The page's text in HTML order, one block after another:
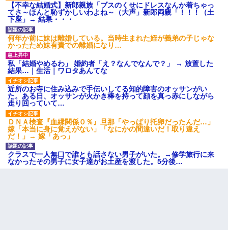
【不幸な結婚式】新郎親族「ブスのくせにドレスなんか着ちゃっ
てさ～ほんと恥ずかしいわよね～（大声」新郎両親「！！！（土
下座」→ 結果・・・
何年か前に妹は離婚している。当時生まれた姪が義弟の子じゃな
かったため妹有責での離婚になり…
私「結婚やめるわ」 婚約者「え？なんでなんで？」 → 放置した
結果…｜生活｜ワロタあんてな
近所のお寺に住み込みで手伝いしてる知的障害のオッサンがい
た。ある日、オッサンが火かき棒を持って顔を真っ赤にしながら
走り回っていて…
ＤＮＡ検査『血縁関係０％』旦那「やっぱり托卵だったんだ…」
嫁「本当に身に覚えがない」「なにかの間違いだ！取り違え
だ！」→ 嫁「あっ」
クラスで一人無口で誰とも話さない男子がいた。→修学旅行に来
なかったその男子に女子達がお土産を渡した。5分後…